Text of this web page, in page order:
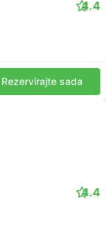
4.4
Rezervirajte sada
4.4